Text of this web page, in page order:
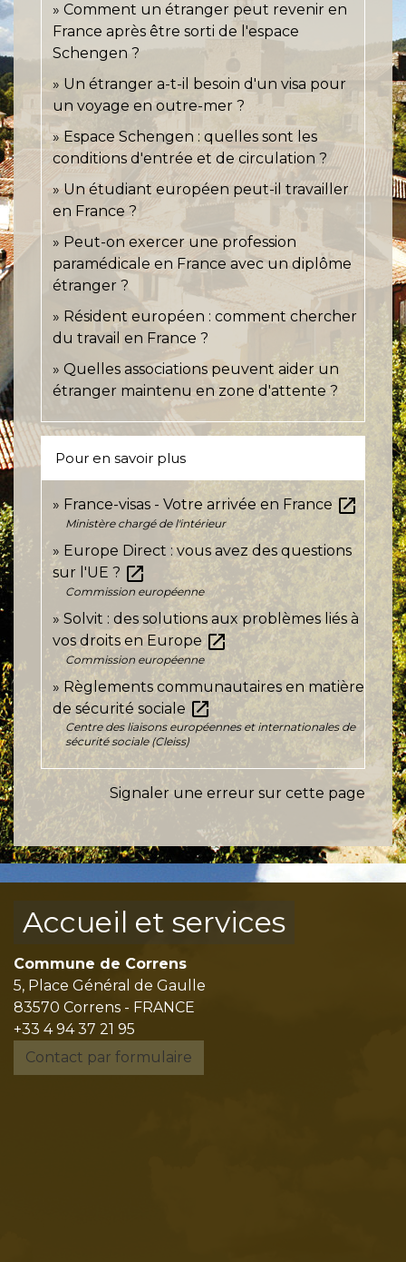
Comment un étranger peut revenir en
France après être sorti de l'espace
Schengen ?
Un étranger a-t-il besoin d'un visa pour
un voyage en outre-mer ?
Espace Schengen : quelles sont les
conditions d'entrée et de circulation ?
Un étudiant européen peut-il travailler
en France ?
Peut-on exercer une profession
paramédicale en France avec un diplôme
étranger ?
Résident européen : comment chercher
du travail en France ?
Quelles associations peuvent aider un
étranger maintenu en zone d'attente ?
Pour en savoir plus
France-visas - Votre arrivée en France open_in_new
Ministère chargé de l'intérieur
Europe Direct : vous avez des questions
sur l'UE ? open_in_new
Commission européenne
Solvit : des solutions aux problèmes liés à
vos droits en Europe open_in_new
Commission européenne
Règlements communautaires en matière
de sécurité sociale open_in_new
Centre des liaisons européennes et internationales de
sécurité sociale (Cleiss)
Signaler une erreur sur cette page
Accueil et services
Commune de Correns
5, Place Général de Gaulle
83570 Correns - FRANCE
+33 4 94 37 21 95
Contact par formulaire